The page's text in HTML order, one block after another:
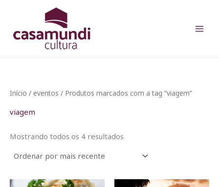
conteúdo
Início / eventos / Produtos marcados com a tag “viagem”
viagem
Mostrando todos os 4 resultados